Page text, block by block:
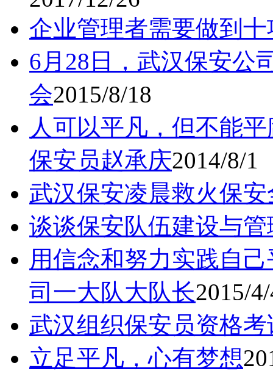
企业管理者需要做到
6月28日，武汉保安公
会2015/8/18
人可以平凡，但不能
保安员赵承庆2014/8/1
武汉保安凌晨救火保安
谈谈保安队伍建设与管
用信念和努力实践自
司一大队大队长2015/
武汉组织保安员资格考
立足平凡，心有梦想